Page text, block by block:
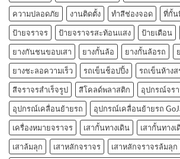
ความปลอดภัย
งานติดตั้ง ทำสีช่องจอด
ที่กั้น
ป้ายจราจร
ป้ายจราจรสะท้อนแสง ป้ายเตือน
ยางกันชนขอบเสา
ยางกั้นล้อ ยางกั้นล้อรถ
ยางชะลอความเร็ว
รถเข็นช็อปปิ้ง รถเข็นห้าง
สีจราจรสำเร็จรูป
สีโคลด์พลาสติก
อุปกรณ์จร
อุปกรณ์เคลื่อนย้ายรถ
อุปกรณ์เคลื่อนย้ายรถ
เครื่องหมายจราจร
เสากั้นทางเดิน
เสากั้นทาง
เสาล้มลุก
เสาหลักจราจร
เสาหลักจราจรล้มลุก